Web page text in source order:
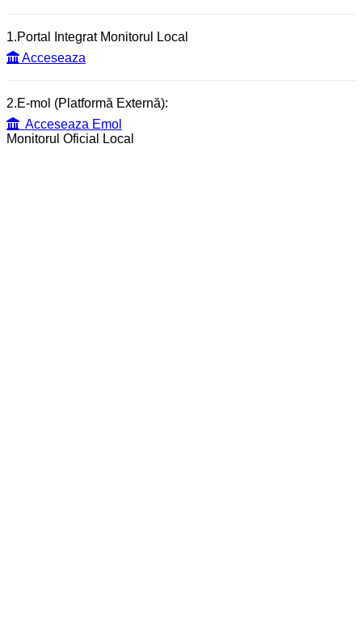
1.Portal Integrat Monitorul Local
Acceseaza
2.E-mol (Platformă Externă):
Acceseaza Emol
Monitorul Oficial Local